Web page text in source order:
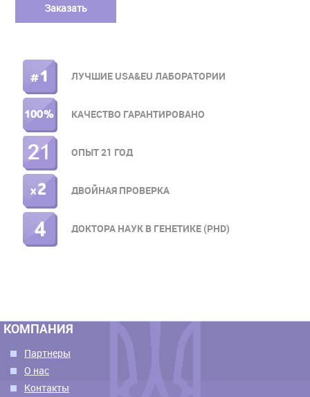
Заказать
ПРАВОЕ
МЕНЮ
ЛУЧШИЕ USA&EU ЛАБОРАТОРИИ
КАЧЕСТВО ГАРАНТИРОВАНО
ОПЫТ 21 ГОД
ДВОЙНАЯ ПРОВЕРКА
ДОКТОРА НАУК В ГЕНЕТИКЕ (PHD)
КОМПАНИЯ
Партнеры
О нас
Контакты